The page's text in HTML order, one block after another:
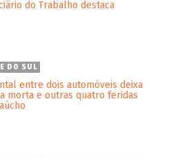
do Trabalho destaca
DO SUL
entre dois automóveis deixa
morta e outras quatro feridas